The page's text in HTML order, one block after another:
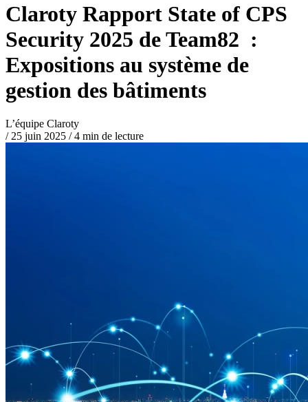
Claroty Rapport State of CPS
Security 2025 de Team82 :
Expositions au système de
gestion des bâtiments
L’équipe Claroty
/ 25 juin 2025 /4 min de lecture